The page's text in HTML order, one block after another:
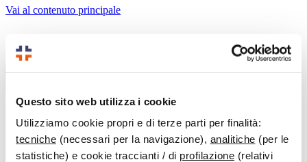
Questo sito web utilizza i cookie
Utilizziamo cookie propri e di terze parti per finalità:
tecniche (necessari per la navigazione), analitiche (per le
statistiche) e cookie traccianti / di profilazione (relativi
Vai al contenuto principale
Benvenuto nell'area dedicata alle domande più frequenti.
< Tutti gli argomenti